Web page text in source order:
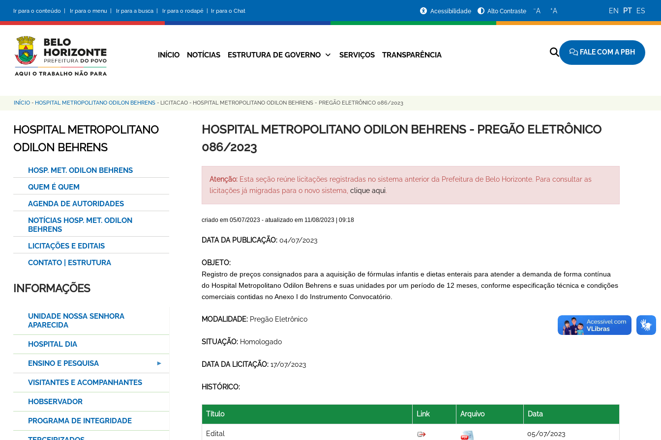
conteúdo
principal
Ir para o conteúdo | Ir para o menu | Ir para a busca | Ir para o rodapé | Ir para o Chat
da
Prefeitura
Acessibilidade Alto Contraste −A +A EN PT ES
Navegação
INÍCIO NOTÍCIAS ESTRUTURA DE GOVERNO SERVIÇOS TRANSPARÊNCIA FALE COM A PBH
Trilha
de
navegação
INÍCIO - HOSPITAL METROPOLITANO ODILON BEHRENS - LICITACAO - HOSPITAL METROPOLITANO ODILON BEHRENS - PREGÃO ELETRÔNICO 086/2023
HOSPITAL METROPOLITANO ODILON BEHRENS - PREGÃO ELETRÔNICO
086/2023
Atenção:Esta seção reúne licitações registradas no sistema anterior da Prefeitura de Belo Horizonte. Para consultar as
licitações já migradas para o novo sistema, clique aqui.
criado em 05/07/2023- atualizado em 11/08/2023 | 09:18
DATA DA PUBLICAÇÃO: 04/07/2023
OBJETO:
Registro de preços consignados para a aquisição de fórmulas infantis e dietas enterais para atender a demanda de forma contínua
do Hospital Metropolitano Odilon Behrens e suas unidades por um período de 12 meses, conforme especificação técnica e condições
comerciais contidas no Anexo I do Instrumento Convocatório.
MODALIDADE: Pregão Eletrônico
SITUAÇÃO: Homologado
DATA DA LICITAÇÃO: 17/07/2023
HISTÓRICO:
Título Link Arquivo Data
Edital 05/07/2023
HOSPITAL METROPOLITANO
ODILON BEHRENS
HOSP. MET. ODILON BEHRENS
QUEM É QUEM
AGENDA DE AUTORIDADES
NOTÍCIAS HOSP. MET. ODILON
BEHRENS
LICITAÇÕES E EDITAIS
CONTATO | ESTRUTURA
INFORMAÇÕES
UNIDADE NOSSA SENHORA
APARECIDA
HOSPITAL DIA
ENSINO E PESQUISA
VISITANTES E ACOMPANHANTES
HOBSERVADOR
PROGRAMA DE INTEGRIDADE